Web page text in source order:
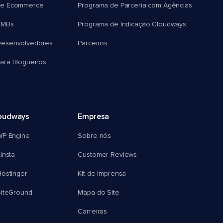
Ecommerce
Blogueiros
Programa de Parceria com Agências
Programa de Indicação Cloudways
Parceiros
Engine
Empresa
Sobre nós
Customer Reviews
Kit de Imprensa
Mapa do Site
Carreiras